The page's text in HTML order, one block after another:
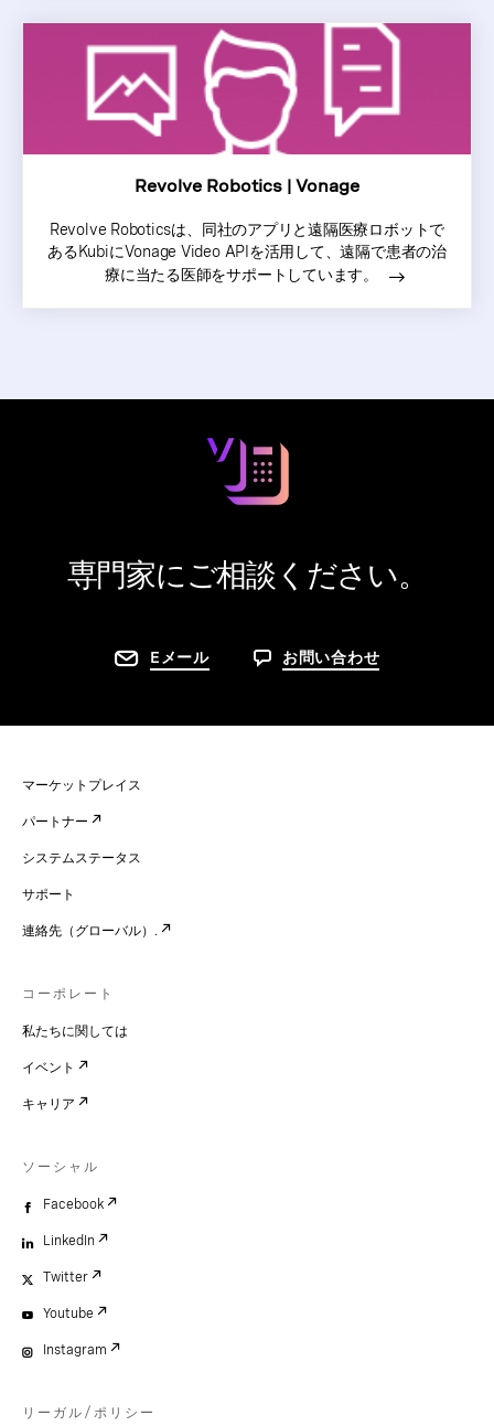
Revolve Robotics | Vonage
Revolve Roboticsは、同社のアプリと遠隔医療ロボットで
あるKubiにVonage Video APIを活用して、遠隔で患者の治
療に当たる医師をサポートしています。
専門家にご相談ください。
Eメール お問い合わせ
マーケットプレイス
パートナー
システムステータス
サポート
連絡先（グローバル）.
コーポレート
私たちに関しては
イベント
キャリア
ソーシャル
Facebook
LinkedIn
Twitter
Youtube
Instagram
リーガル/ポリシー